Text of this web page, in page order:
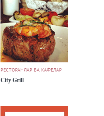
РЕСТОРАНЛАР ВА КАФЕЛАР
City Grill